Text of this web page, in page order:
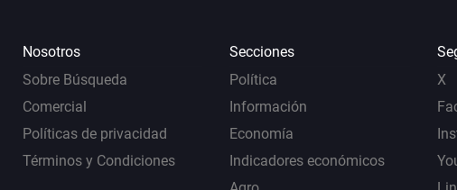
Nosotros
Sobre Búsqueda
Comercial
Políticas de privacidad
Términos y Condiciones
Secciones
Política
Información
Economía
Indicadores económicos
X